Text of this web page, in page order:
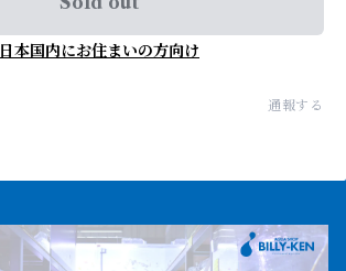
日本国内にお住まいの方向け
通報する